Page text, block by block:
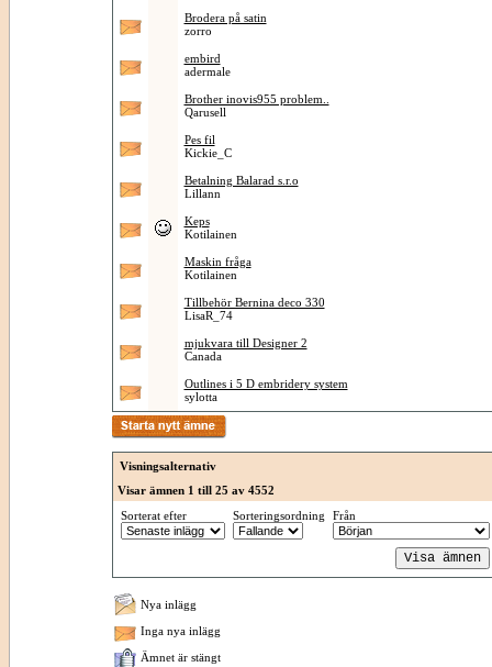
Brodera på satin
zorro
embird
adermale
Brother inovis955 problem..
Qarusell
Pes fil
Kickie_C
Betalning Balarad s.r.o
Lillann
Keps
Kotilainen
Maskin fråga
Kotilainen
Tillbehör Bernina deco 330
LisaR_74
mjukvara till Designer 2
Canada
Outlines i 5 D embridery system
sylotta
Visningsalternativ
Visar ämnen 1 till 25 av 4552
Sorterat efter
Sorteringsordning Från
Nya inlägg
Inga nya inlägg
Ämnet är stängt